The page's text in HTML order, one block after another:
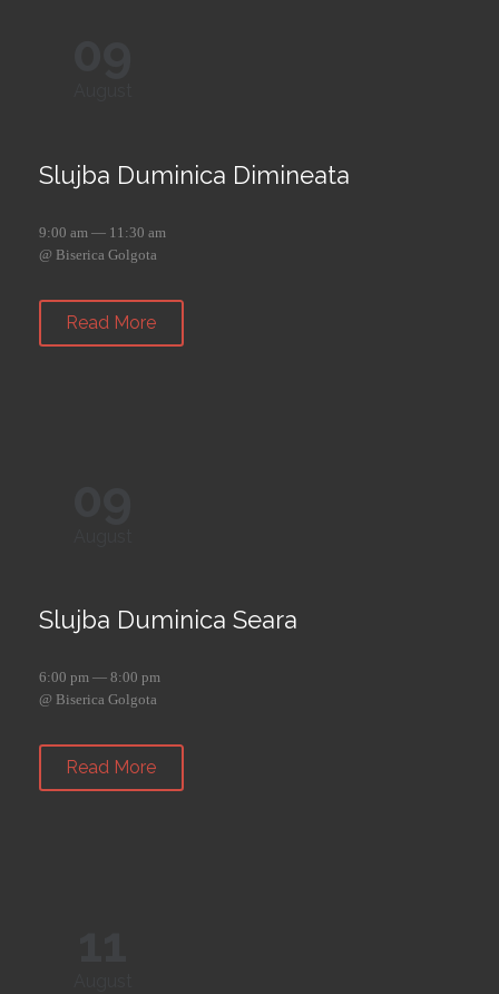
Slujba Duminica Dimineata
9:00 am — 11:30 am
@ Biserica Golgota
Read More
Slujba Duminica Seara
6:00 pm — 8:00 pm
@ Biserica Golgota
Read More